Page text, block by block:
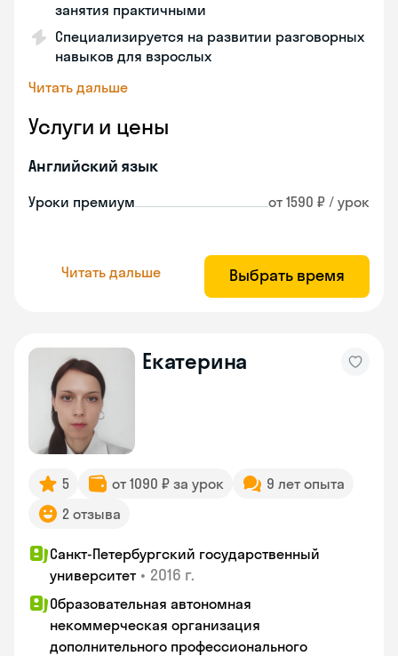
занятия практичными
Специализируется на развитии разговорных
навыков для взрослых
Читать дальше
Услуги и цены
Английский язык
Уроки премиум от 1590 ₽ / урок
Читать дальше Выбрать время
Екатерина
5 от 1090 ₽ за урок
9 лет опыта
2 отзыва
Санкт-Петербургский государственный
университет • 2016 г.
Образовательная автономная
некоммерческая организация
дополнительного профессионального